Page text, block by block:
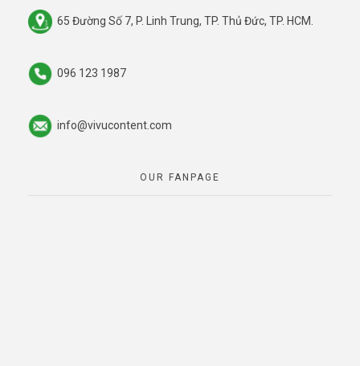
65 Đường Số 7, P. Linh Trung, TP. Thủ Đức, TP. HCM.
096 123 1987
info@vivucontent.com
OUR FANPAGE